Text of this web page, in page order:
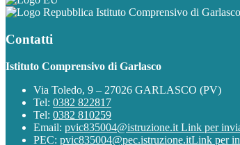
Istituto Comprensivo di Garlasco
Contatti
Istituto Comprensivo di Garlasco
Via Toledo, 9 – 27026 GARLASCO (PV)
Tel: 0382 822817
Tel: 0382 810259
Email: pvic835004@istruzione.it Link per
PEC: pvic835004@pec.istruzione.itLink per